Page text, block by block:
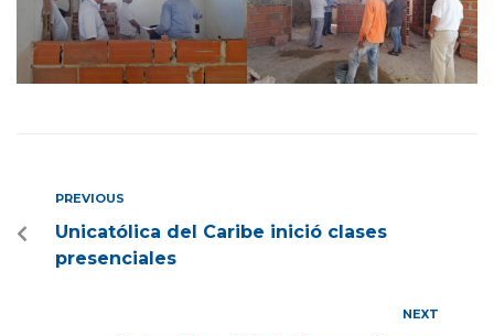
PREVIOUS
Unicatólica del Caribe inició clases
presenciales
NEXT